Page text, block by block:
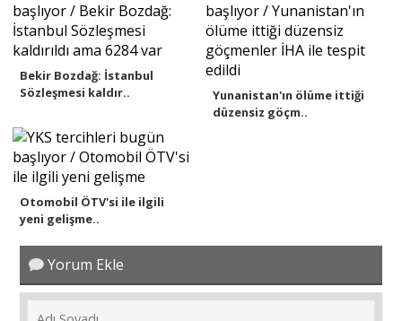
Bekir Bozdağ: İstanbul
Sözleşmesi kaldır..
Yunanistan'ın ölüme ittiği
düzensiz göçm..
Otomobil ÖTV'si ile ilgili
yeni gelişme..
Yorum Ekle